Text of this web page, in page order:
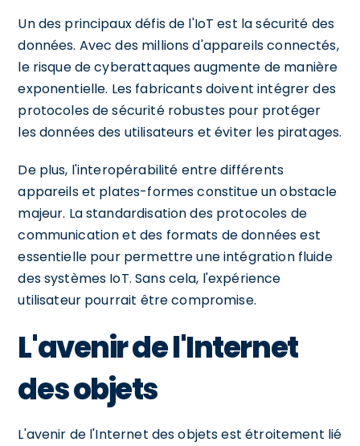
Un des principaux défis de l'IoT est la sécurité des
données. Avec des millions d'appareils connectés,
le risque de cyberattaques augmente de manière
exponentielle. Les fabricants doivent intégrer des
protocoles de sécurité robustes pour protéger
les données des utilisateurs et éviter les piratages.
De plus, l'interopérabilité entre différents
appareils et plates-formes constitue un obstacle
majeur. La standardisation des protocoles de
communication et des formats de données est
essentielle pour permettre une intégration fluide
des systèmes IoT. Sans cela, l'expérience
utilisateur pourrait être compromise.
L'avenir de l'Internet
des objets
L'avenir de l'Internet des objets est étroitement lié